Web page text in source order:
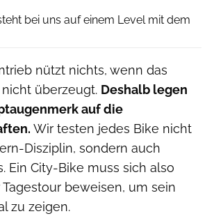
bei uns auf einem Level mit dem
nützt nichts, wenn das
überzeugt. Deshalb legen
auf die
Wir testen jedes Bike nicht
Disziplin, sondern auch
Ein City-Bike muss sich also
beweisen, um sein
zu zeigen.